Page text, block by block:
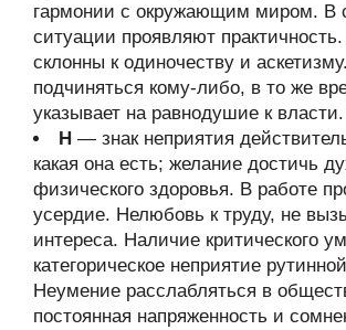
гармонии с окружающим миром. В
ситуации проявляют
склонны к одиночеству и
подчиняться кому-либо, в то же
указывает на равнодушие к власти.
Н — знак неприятия
какая она есть; желание достичь
физического здоровья. В работе
усердие. Нелюбовь к труду, не
интереса. Наличие критического
категорическое неприятие
Неумение расслабляться в
постоянная напряженность и